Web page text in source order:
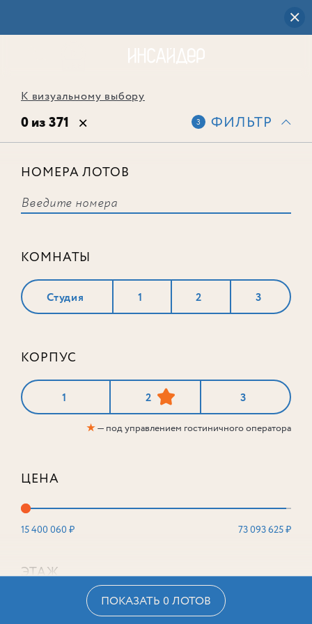
К визуальному выбору
0 из 371 3 ФИЛЬТР
НОМЕРА ЛОТОВ
КОМНАТЫ
Студия 1 2 3
КОРПУС
1 2 3
★— под управлением гостиничного оператора
ЦЕНА
15 400 060 ₽ 73 093 625 ₽
ЭТАЖ
ПОКАЗАТЬ 0 ЛОТОВ
соответствует ни одного лота